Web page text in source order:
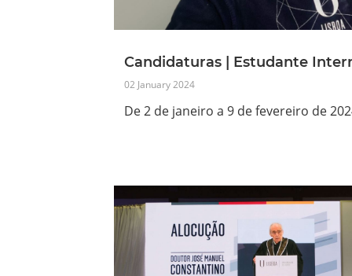
Candidaturas | Estudante
02 January 2024
De 2 de janeiro a 9 de fevereiro de